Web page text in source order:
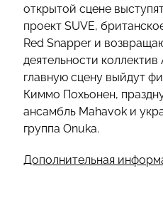
открытой сцене
проект SUVE,
Red Snapper и
деятельности
главную сцену выйдут
Киммо Похьонен,
ансамбль Mahavok и
группа Onuka.
Дополнительная